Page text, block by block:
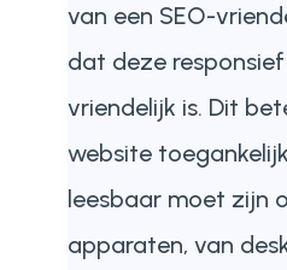
van een SEO-
dat deze
vriendelijk is. Dit
website
leesbaar moet zijn
apparaten, van